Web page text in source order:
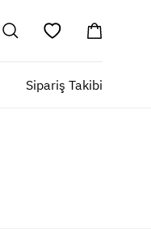
Sipariş Takibi